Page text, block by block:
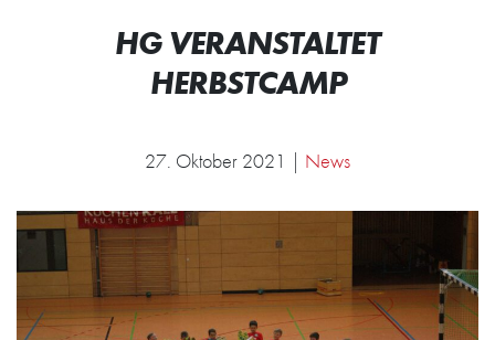
HG VERANSTALTET
HERBSTCAMP
27. Oktober 2021 | News